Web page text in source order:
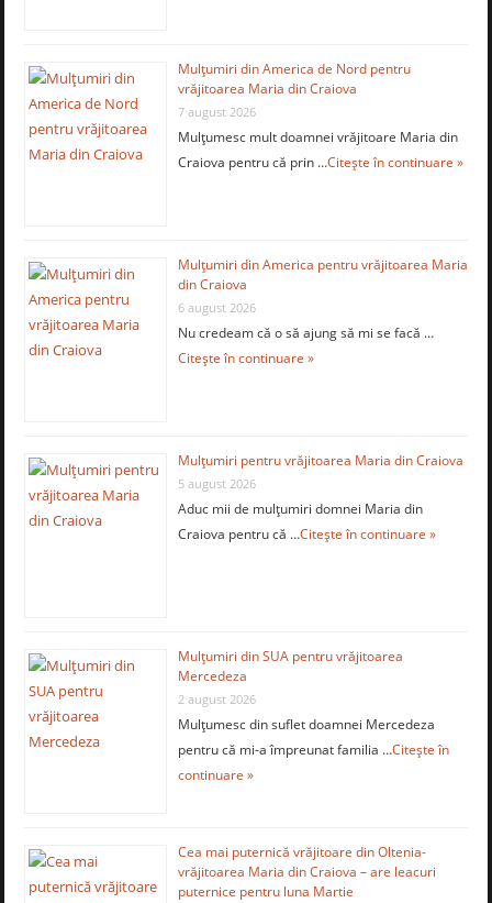
Mulţumiri din America de Nord pentru
vrăjitoarea Maria din Craiova
7 august 2026
Mulţumesc mult doamnei vrăjitoare Maria din
Craiova pentru că prin …Citește în continuare »
Mulţumiri din America pentru vrăjitoarea Maria
din Craiova
6 august 2026
Nu credeam că o să ajung să mi se facă …
Citește în continuare »
Mulţumiri pentru vrăjitoarea Maria din Craiova
5 august 2026
Aduc mii de mulţumiri domnei Maria din
Craiova pentru că …Citește în continuare »
Mulţumiri din SUA pentru vrăjitoarea
Mercedeza
2 august 2026
Mulţumesc din suflet doamnei Mercedeza
pentru că mi-a împreunat familia …Citește în
continuare »
Cea mai puternică vrăjitoare din Oltenia-
vrăjitoarea Maria din Craiova – are leacuri
puternice pentru luna Martie